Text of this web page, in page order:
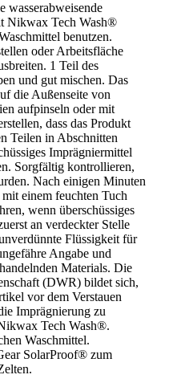
wasserabweisende
Nikwax Tech Wash®
benutzen.
oder Arbeitsfläche
1 Teil des
und gut mischen. Das
die Außenseite von
aufpinseln oder mit
dass das Produkt
Teilen in Abschnitten
Imprägniermittel
Sorgfältig kontrollieren,
Nach einigen Minuten
einem feuchten Tuch
wenn überschüssiges
an verdeckter Stelle
Flüssigkeit für
Angabe und
Materials. Die
(DWR) bildet sich,
vor dem Verstauen
Imprägnierung zu
Tech Wash®.
Waschmittel.
SolarProof® zum